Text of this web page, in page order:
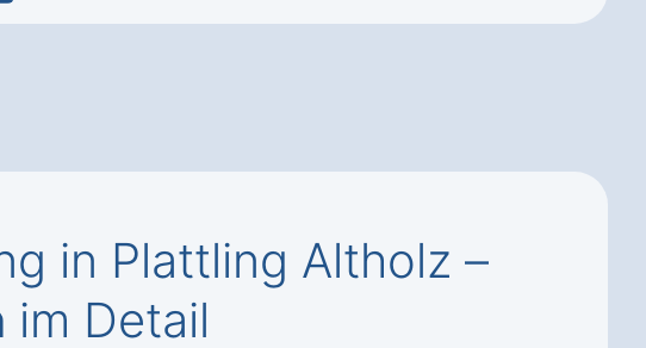
in Plattling Altholz –
im Detail